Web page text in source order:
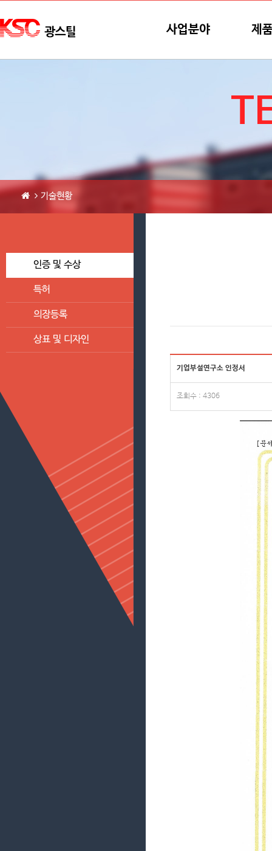
메뉴바로가기
사업분야 제
인증 및 수상
특허
의장등록
상표 및 디자인
기술현황
기업부설연구소 인정서
조회수 : 4306